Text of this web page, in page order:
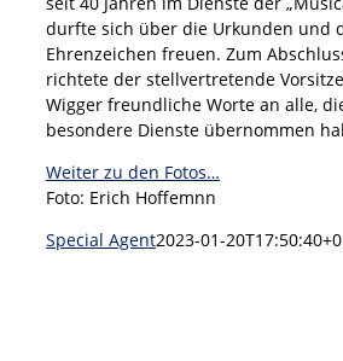
durfte sich über die Urkunden und
Ehrenzeichen freuen. Zum
richtete der stellvertretende
Wigger freundliche Worte an alle,
besondere Dienste übernommen
Weiter zu den Fotos…
Foto: Erich Hoffemnn
Special Agent2023-01-